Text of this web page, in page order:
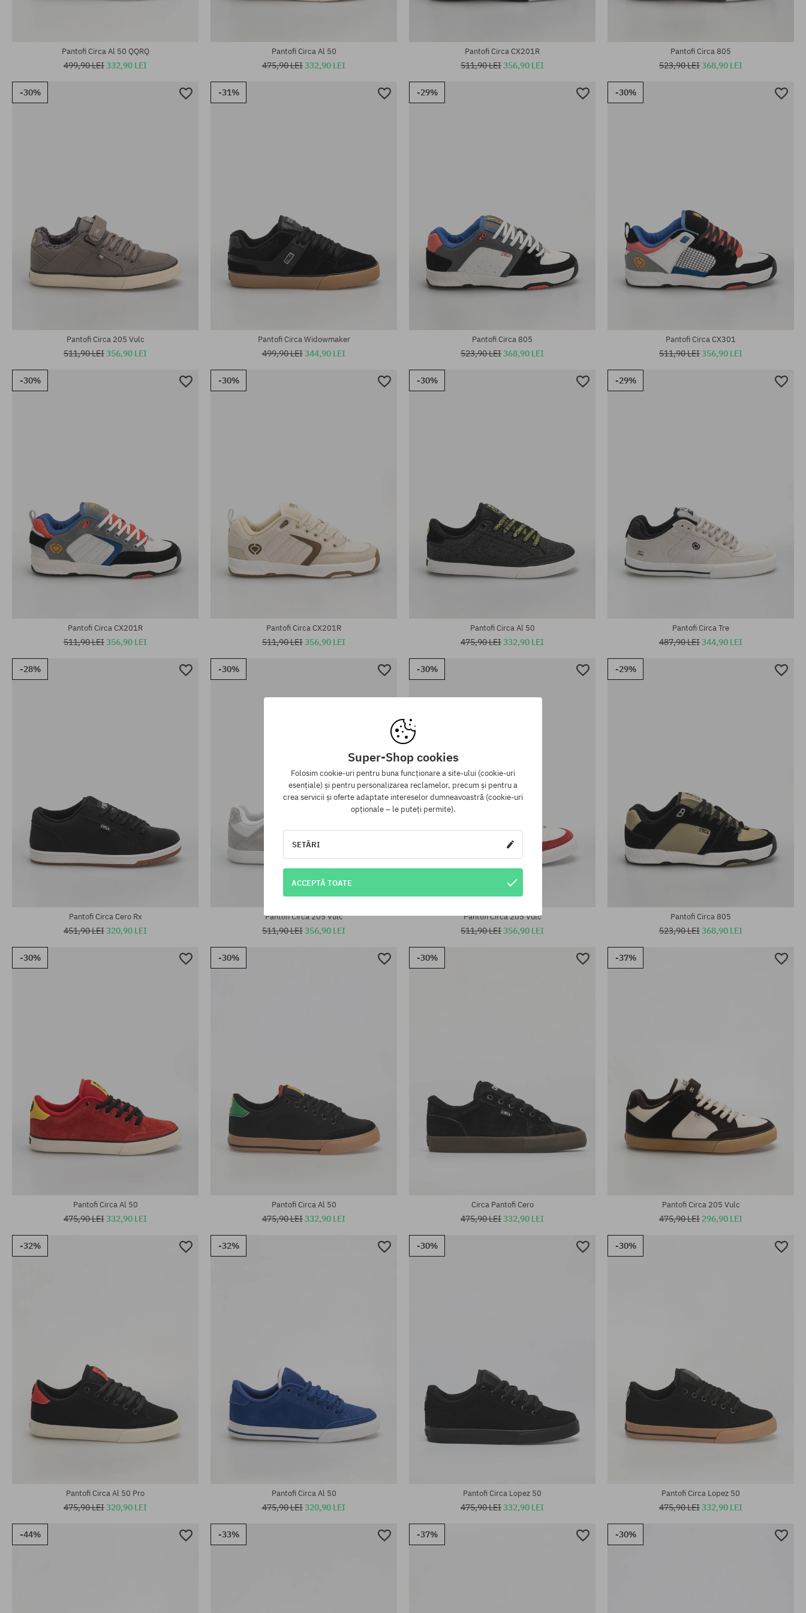
Pantofi Circa Al 50 QQRQ
499,90 LEI332,90 LEI
Pantofi Circa Al 50
475,90 LEI332,90 LEI
Pantofi Circa CX201R
511,90 LEI356,90 LEI
Pantofi Circa 805
523,90 LEI368,90 LEI
-30%
Pantofi Circa 205 Vulc
511,90 LEI356,90 LEI
-31%
Pantofi Circa Widowmaker
499,90 LEI344,90 LEI
-29%
Pantofi Circa 805
523,90 LEI368,90 LEI
-30%
Pantofi Circa CX301
511,90 LEI356,90 LEI
-30%
Pantofi Circa CX201R
511,90 LEI356,90 LEI
-30%
Pantofi Circa CX201R
511,90 LEI356,90 LEI
-30%
Pantofi Circa Al 50
475,90 LEI332,90 LEI
-29%
Pantofi Circa Tre
487,90 LEI344,90 LEI
-28%
Pantofi Circa Cero Rx
451,90 LEI320,90 LEI
-30%
Pantofi Circa 205 Vulc
511,90 LEI356,90 LEI
-30%
Pantofi Circa 205 Vulc
511,90 LEI356,90 LEI
-29%
Pantofi Circa 805
523,90 LEI368,90 LEI
-30%
Pantofi Circa Al 50
475,90 LEI332,90 LEI
-30%
Pantofi Circa Al 50
475,90 LEI332,90 LEI
-30%
Circa Pantofi Cero
475,90 LEI332,90 LEI
-37%
Pantofi Circa 205 Vulc
475,90 LEI 296,90 LEI
-32%
Pantofi Circa Al 50 Pro
475,90 LEI320,90 LEI
-32%
Pantofi Circa Al 50
475,90 LEI320,90 LEI
-30%
Pantofi Circa Lopez 50
475,90 LEI332,90 LEI
-30%
Pantofi Circa Lopez 50
475,90 LEI332,90 LEI
-44% -33% -37% -30%
Super-Shop cookies
Folosim cookie-uri pentru buna funcționare a site-ului (cookie-uri
esențiale) și pentru personalizarea reclamelor, precum și pentru a
crea servicii și oferte adaptate intereselor dumneavoastră (cookie-uri
opționale – le puteți permite).
SETĂRI
ACCEPTĂ TOATE